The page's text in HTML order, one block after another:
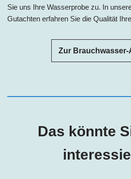
Sie uns Ihre Wasserprobe zu. In
Gutachten erfahren Sie die Qualität
Zur Brauchwasser-
Das könnte